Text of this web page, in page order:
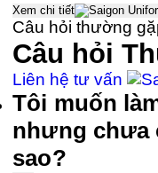
Xem chi tiết
Câu hỏi thường
Câu hỏi
Liên hệ tư vấn
Tôi muốn
nhưng chưa
sao?